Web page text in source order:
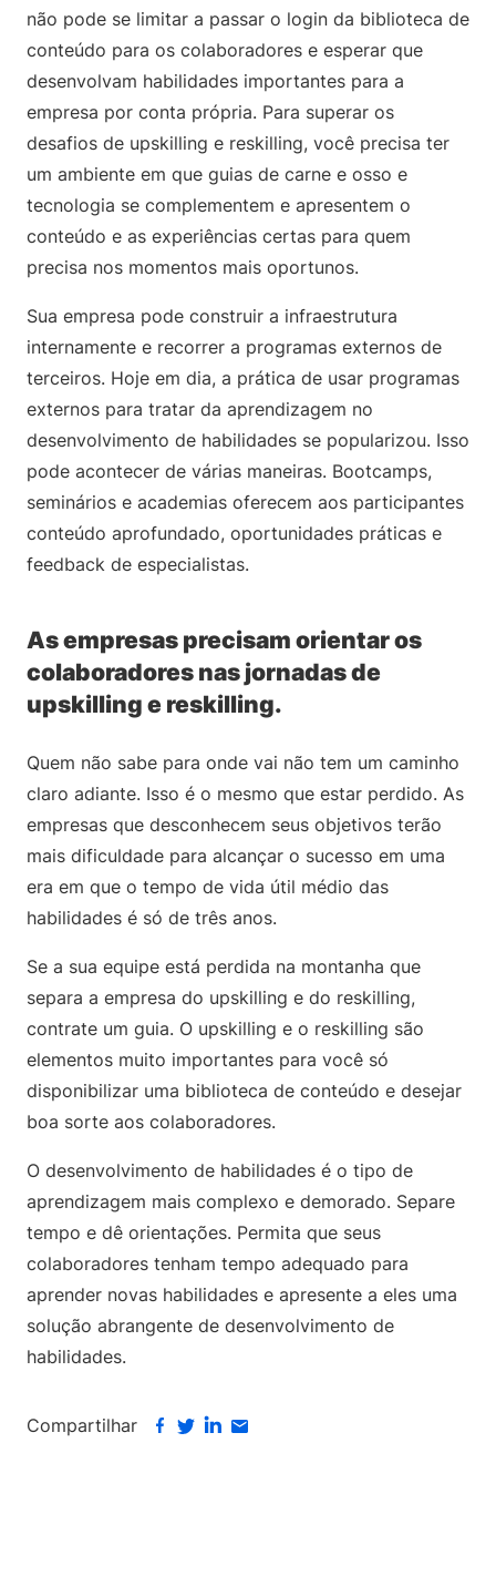
não pode se limitar a passar o login da biblioteca de
conteúdo para os colaboradores e esperar que
desenvolvam habilidades importantes para a
empresa por conta própria. Para superar os
desafios de upskilling e reskilling, você precisa ter
um ambiente em que guias de carne e osso e
tecnologia se complementem e apresentem o
conteúdo e as experiências certas para quem
precisa nos momentos mais oportunos.
Sua empresa pode construir a infraestrutura
internamente e recorrer a programas externos de
terceiros. Hoje em dia, a prática de usar programas
externos para tratar da aprendizagem no
desenvolvimento de habilidades se popularizou. Isso
pode acontecer de várias maneiras. Bootcamps,
seminários e academias oferecem aos participantes
conteúdo aprofundado, oportunidades práticas e
feedback de especialistas.
As empresas precisam orientar os
colaboradores nas jornadas de
upskilling e reskilling.
Quem não sabe para onde vai não tem um caminho
claro adiante. Isso é o mesmo que estar perdido. As
empresas que desconhecem seus objetivos terão
mais dificuldade para alcançar o sucesso em uma
era em que o tempo de vida útil médio das
habilidades é só de três anos.
Se a sua equipe está perdida na montanha que
separa a empresa do upskilling e do reskilling,
contrate um guia. O upskilling e o reskilling são
elementos muito importantes para você só
disponibilizar uma biblioteca de conteúdo e desejar
boa sorte aos colaboradores.
O desenvolvimento de habilidades é o tipo de
aprendizagem mais complexo e demorado. Separe
tempo e dê orientações. Permita que seus
colaboradores tenham tempo adequado para
aprender novas habilidades e apresente a eles uma
solução abrangente de desenvolvimento de
habilidades.
Compartilhar